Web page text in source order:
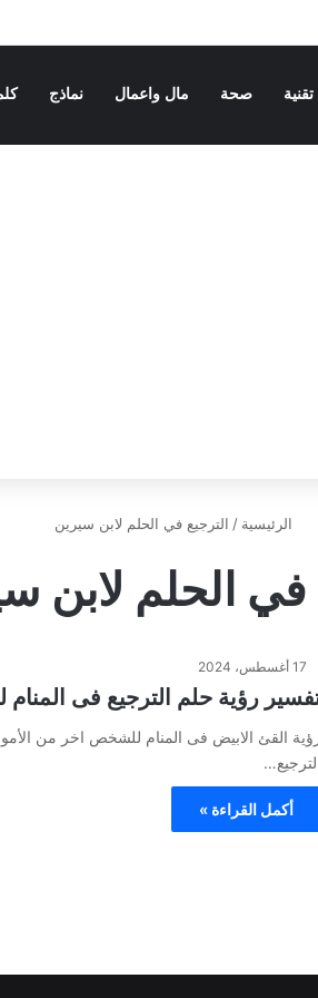
تقنية صحة مال واعمال نماذج
الرئيسية / الترجيع في الحلم لابن سيرين
في الحلم لابن
17 أغسطس، 2024
رؤية حلم الترجيع فى
القئ الابيض فى المنام للشخص اخر من
أكمل القراءة »